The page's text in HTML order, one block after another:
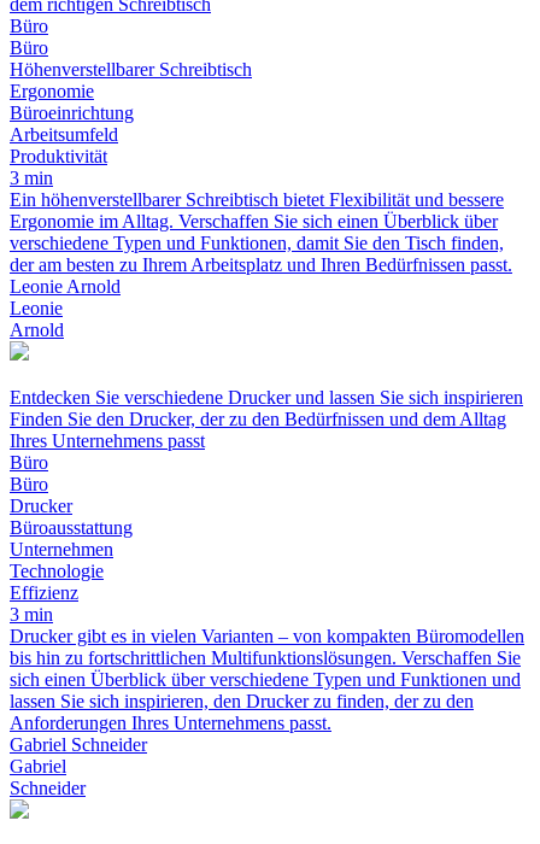
dem richtigen Schreibtisch
Büro
Büro
Höhenverstellbarer Schreibtisch
Ergonomie
Büroeinrichtung
Arbeitsumfeld
Produktivität
3 min
Ein höhenverstellbarer Schreibtisch bietet Flexibilität und bessere
Ergonomie im Alltag. Verschaffen Sie sich einen Überblick über
verschiedene Typen und Funktionen, damit Sie den Tisch finden,
der am besten zu Ihrem Arbeitsplatz und Ihren Bedürfnissen passt.
Leonie Arnold
Leonie
Arnold
Entdecken Sie verschiedene Drucker und lassen Sie sich inspirieren
Finden Sie den Drucker, der zu den Bedürfnissen und dem Alltag
Ihres Unternehmens passt
Büro
Büro
Drucker
Büroausstattung
Unternehmen
Technologie
Effizienz
3 min
Drucker gibt es in vielen Varianten – von kompakten Büromodellen
bis hin zu fortschrittlichen Multifunktionslösungen. Verschaffen Sie
sich einen Überblick über verschiedene Typen und Funktionen und
lassen Sie sich inspirieren, den Drucker zu finden, der zu den
Anforderungen Ihres Unternehmens passt.
Gabriel Schneider
Gabriel
Schneider